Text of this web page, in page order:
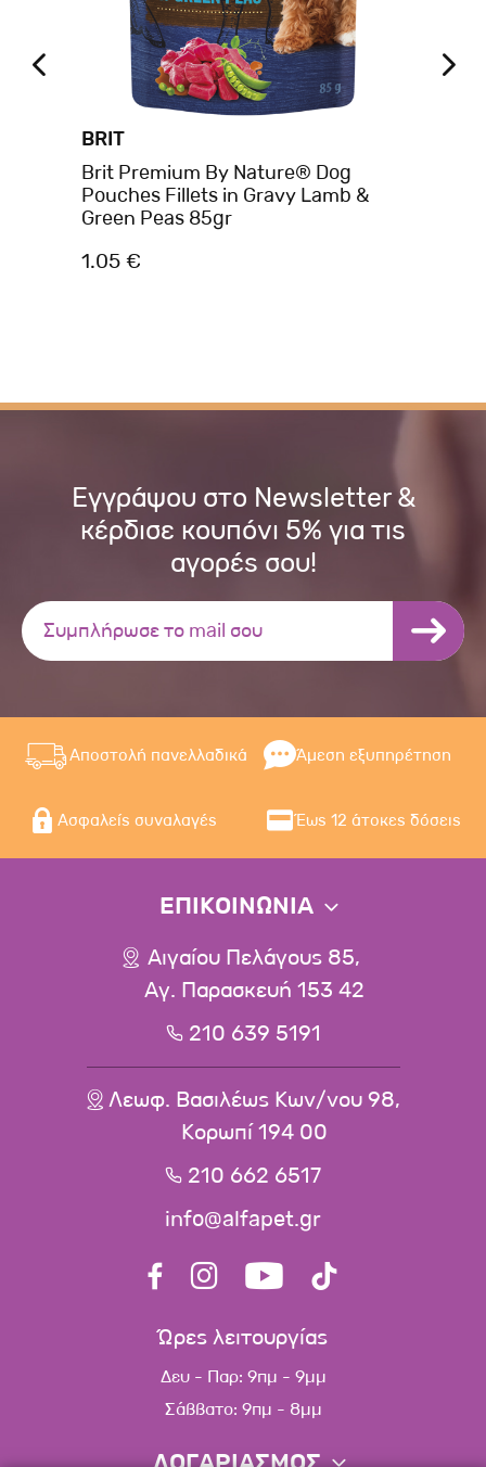
BRIT
Brit Premium By Nature® Dog
Pouches Fillets in Gravy Lamb &
Green Peas 85gr
1.05 €
Εγγράψου στο Newsletter &
κέρδισε κουπόνι 5% για τις
αγορές σου!
Αποστολή πανελλαδικά Άμεση εξυπηρέτηση
Ασφαλείς συναλαγές Έως 12 άτοκες δόσεις
ΕΠΙΚΟΙΝΩΝΙΑ
Αιγαίου Πελάγους 85,
Αγ. Παρασκευή 153 42
210 639 5191
Λεωφ. Βασιλέως Κων/νου 98,
Κορωπί 194 00
210 662 6517
info@alfapet.gr
Ώρες λειτουργίας
Δευ - Παρ: 9πμ - 9μμ
Σάββατο: 9πμ - 8μμ